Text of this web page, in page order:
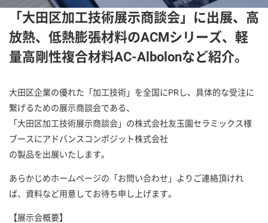
「大田区加工技術展示商談会」に出展、高
放熱、低熱膨張材料のACMシリーズ、軽
量高剛性複合材料AC-Albolonなど紹介。
大田区企業の優れた「加工技術」を全国にPRし、具体的な受注に
繋げるための展示商談会である、
「大田区加工技術展示商談会」の株式会社友玉園セラミックス様
ブースにアドバンスコンポジット株式会社
の製品を出展いたします。
あらかじめホームページの「お問い合わせ」よりご連絡頂けれ
ば、資料など用意してお待ち申し上げます。
【展示会概要】